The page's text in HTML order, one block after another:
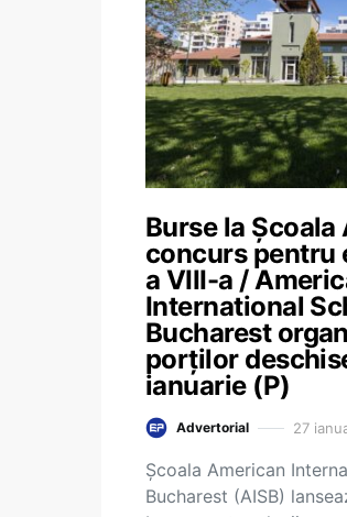
Burse la
concurs pentru
a VIII-a /
International
Bucharest
porților
ianuarie (P)
Advertorial 27
Școala American
Bucharest (AISB)